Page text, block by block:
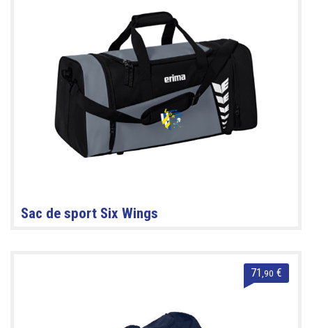
Sac de sport Six Wings
71 ,90 €